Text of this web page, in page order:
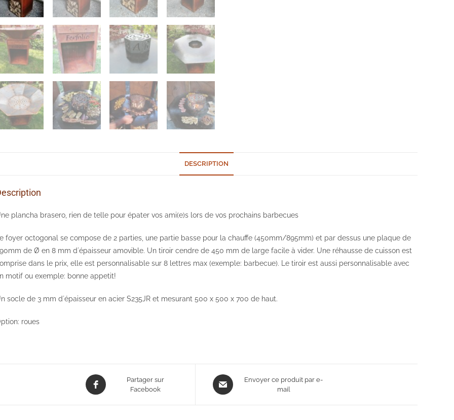
DESCRIPTION
plancha brasero, rien de telle pour épater vos ami(e)s lors de vos prochains barbecues
foyer octogonal se compose de 2 parties, une partie basse pour la chauffe (450mm/895mm) et par dessus une plaque de
de Ø en 8 mm d´épaisseur amovible. Un tiroir cendre de 450 mm de large facile à vider. Une réhausse de cuisson est
dans le prix, elle est personnalisable sur 8 lettres max (exemple: barbecue). Le tiroir est aussi personnalisable avec
motif ou exemple: bonne appetit!
socle de 3 mm d´épaisseur en acier S235JR et mesurant 500 x 500 x 700 de haut.
roues
Opens
in
Partager sur
Facebook
Opens
in
Envoyer ce produit par e-
mail